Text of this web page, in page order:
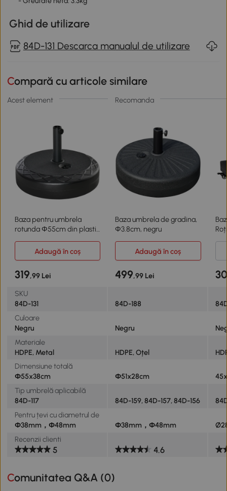
Ghid de utilizare
84D-131 Descarca manualul de utilizare
Compară cu articole similare
Acest element Recomanda
Baza pentru umbrela
rotunda Φ55cm din plastic
Baza umbrela de gradina,
Φ3.8cm, negru
Adaugă în coș Adaugă în coș
319,99 Lei 499,99 Lei
SKU
84D-131
84D-188
Culoare
Negru
Negru
Materiale
HDPE, Metal
HDPE, Oțel
Dimensiune totală
Φ55x38cm
Φ51x28cm
Tip umbrelă aplicabilă
84D-117
84D-159, 84D-157, 84D-156
Pentru țevi cu diametrul de
Φ38mm，Φ48mm
Φ38mm，Φ48mm
Recenzii clienti
5 4.6
Comunitatea Q&A (0)